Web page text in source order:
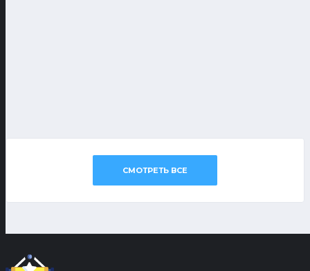
СМОТРЕТЬ ВСЕ